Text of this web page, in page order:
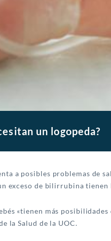
un logopeda?
a posibles problemas
exceso de bilirrubina
«tienen más
la Salud de la UOC.